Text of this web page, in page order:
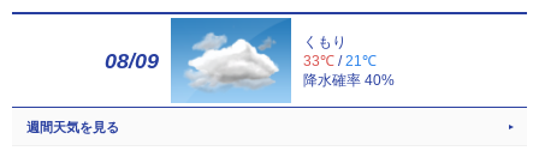
08/09
くもり
33℃ /21℃
降水確率 40%
週間天気を見る